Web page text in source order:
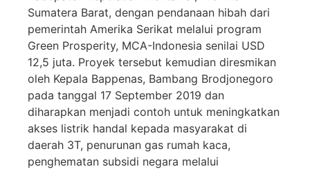
Sumatera Barat, dengan pendanaan hibah dari
pemerintah Amerika Serikat melalui program
Green Prosperity, MCA-Indonesia senilai USD
12,5 juta. Proyek tersebut kemudian diresmikan
oleh Kepala Bappenas, Bambang Brodjonegoro
pada tanggal 17 September 2019 dan
diharapkan menjadi contoh untuk meningkatkan
akses listrik handal kepada masyarakat di
daerah 3T, penurunan gas rumah kaca,
penghematan subsidi negara melalui